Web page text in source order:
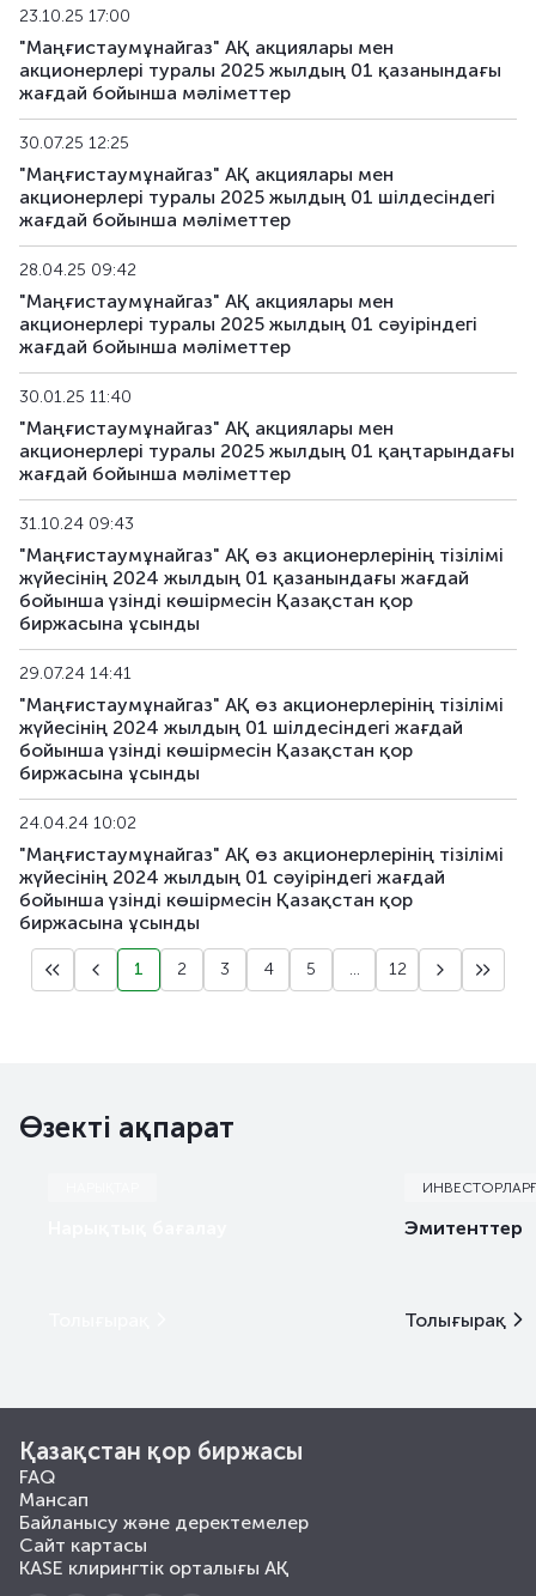
23.10.25 17:00
"Маңғистаумұнайгаз" АҚ акциялары мен
акционерлері туралы 2025 жылдың 01 қазанындағы
жағдай бойынша мәліметтер
30.07.25 12:25
"Маңғистаумұнайгаз" АҚ акциялары мен
акционерлері туралы 2025 жылдың 01 шілдесіндегі
жағдай бойынша мәліметтер
28.04.25 09:42
"Маңғистаумұнайгаз" АҚ акциялары мен
акционерлері туралы 2025 жылдың 01 сәуіріндегі
жағдай бойынша мәліметтер
30.01.25 11:40
"Маңғистаумұнайгаз" АҚ акциялары мен
акционерлері туралы 2025 жылдың 01 қаңтарындағы
жағдай бойынша мәліметтер
31.10.24 09:43
"Маңғистаумұнайгаз" АҚ өз акционерлерінің тізілімі
жүйесінің 2024 жылдың 01 қазанындағы жағдай
бойынша үзінді көшірмесін Қазақстан қор
биржасына ұсынды
29.07.24 14:41
"Маңғистаумұнайгаз" АҚ өз акционерлерінің тізілімі
жүйесінің 2024 жылдың 01 шілдесіндегі жағдай
бойынша үзінді көшірмесін Қазақстан қор
биржасына ұсынды
24.04.24 10:02
"Маңғистаумұнайгаз" АҚ өз акционерлерінің тізілімі
жүйесінің 2024 жылдың 01 сәуіріндегі жағдай
бойынша үзінді көшірмесін Қазақстан қор
биржасына ұсынды
1 2 3 4 5 ... 12
Өзекті ақпарат
Эмитенттер
Толығырақ
Қазақстан қор биржасы
FAQ
Мансап
Байланысу және деректемелер
Сайт картасы
KASE клирингтік орталығы АҚ